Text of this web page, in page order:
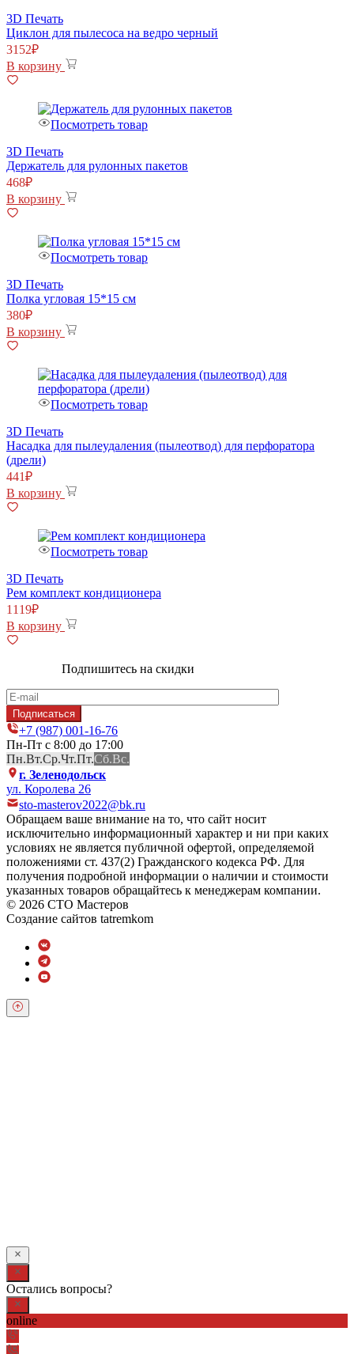
3D Печать
Циклон для пылесоса на ведро черный
3152₽
В корзину
Посмотреть товар
3D Печать
Держатель для рулонных пакетов
468₽
В корзину
Посмотреть товар
3D Печать
Полка угловая 15*15 см
380₽
В корзину
Посмотреть товар
3D Печать
Насадка для пылеудаления (пылеотвод) для перфоратора
(дрели)
441₽
В корзину
Посмотреть товар
3D Печать
Рем комплект кондиционера
1119₽
В корзину
Подпишитесь на скидки
+7 (987) 001-16-76
Пн-Пт с 8:00 до 17:00
Пн.Вт.Ср.Чт.Пт.Сб.Вс.
г. Зеленодольск
ул. Королева 26
sto-masterov2022@bk.ru
Обращаем ваше внимание на то, что сайт носит
исключительно информационный характер и ни при каких
условиях не является публичной офертой, определяемой
положениями ст. 437(2) Гражданского кодекса РФ. Для
получения подробной информации о наличии и стоимости
указанных товаров обращайтесь к менеджерам компании.
© 2026 СТО Мастеров
Создание сайтов tatremkom
Остались вопросы?
online